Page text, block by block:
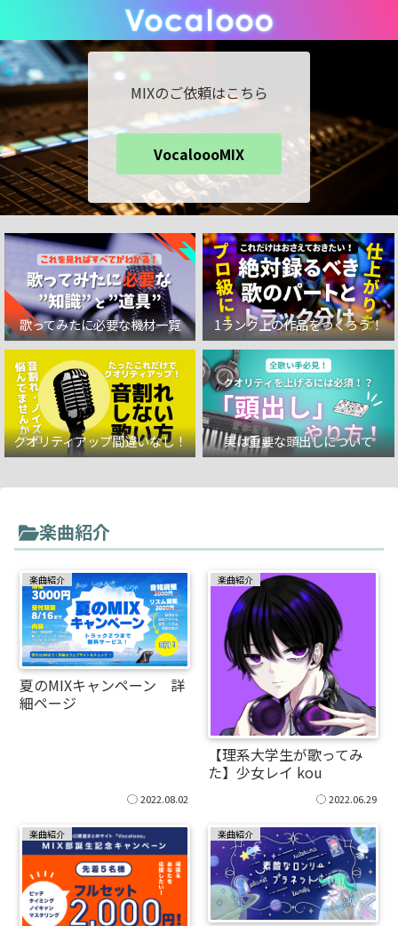
MIXのご依頼はこちら
VocaloooMIX
歌ってみたに必要な機材一覧 1ランク上の作品をつくろう！
クオリティアップ間違いなし！ 実は重要な頭出しについて
楽曲紹介
楽曲紹介
夏のMIXキャンペーン 詳
細ページ
2022.08.02
楽曲紹介
【理系大学生が歌ってみ
た】少女レイ kou
2022.06.29
楽曲紹介 楽曲紹介